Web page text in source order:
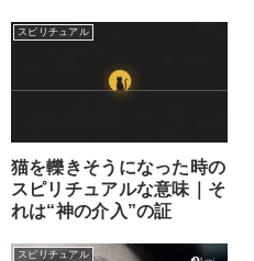
スピリチュアル
猫を轢きそうになった時の
スピリチュアルな意味｜そ
れは“神の介入”の証
スピリチュアル